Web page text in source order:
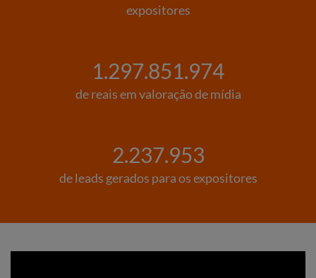
expositores
1.297.851.974
de reais em valoração de mídia
2.237.953
de leads gerados para os expositores